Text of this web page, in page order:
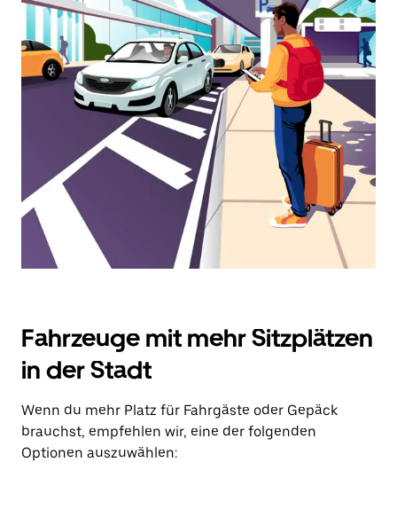
interagieren
und
ein
Datum
auszuwählen.
den
Kalender
zu
schließen.
Fahrzeuge mit mehr Sitzplätzen
in der Stadt
Wenn du mehr Platz für Fahrgäste oder Gepäck
brauchst, empfehlen wir, eine der folgenden
Optionen auszuwählen: